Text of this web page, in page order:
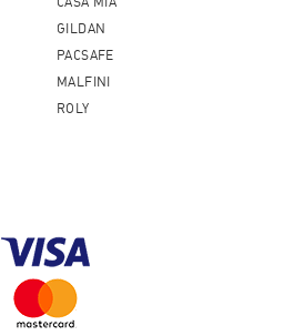
GILDAN
PACSAFE
MALFINI
ROLY